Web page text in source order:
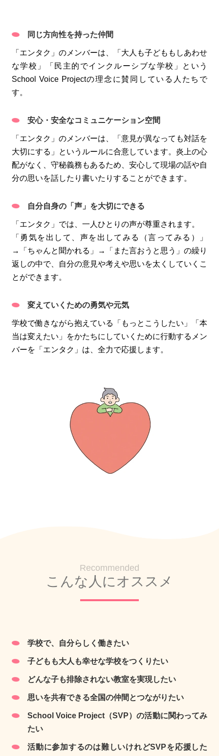
同じ方向性を持った仲間
「エンタク」のメンバーは、「大人も子どももしあわせ
な学校」「民主的でインクルーシブな学校」という
School Voice Projectの理念に賛同している人たちで
す。
安心・安全なコミュニケーション空間
「エンタク」のメンバーは、「意見が異なっても対話を
大切にする」というルールに合意しています。炎上の心
配がなく、守秘義務もあるため、安心して現場の話や自
分の思いを話したり書いたりすることができます。
自分自身の「声」を大切にできる
「エンタク」では、一人ひとりの声が尊重されます。
「勇気を出して、声を出してみる（言ってみる）」
→「ちゃんと聞かれる」→「また言おうと思う」の繰り
返しの中で、自分の意見や考えや思いを太くしていくこ
とができます。
変えていくための勇気や元気
学校で働きながら抱えている「もっとこうしたい」「本
当は変えたい」をかたちにしていくために行動するメン
バーを「エンタク」は、全力で応援します。
Recommended
こんな人にオススメ
学校で、自分らしく働きたい
子どもも大人も幸せな学校をつくりたい
どんな子も排除されない教室を実現したい
思いを共有できる全国の仲間とつながりたい
School Voice Project（SVP）の活動に関わってみ
たい
活動に参加するのは難しいけれどSVPを応援した